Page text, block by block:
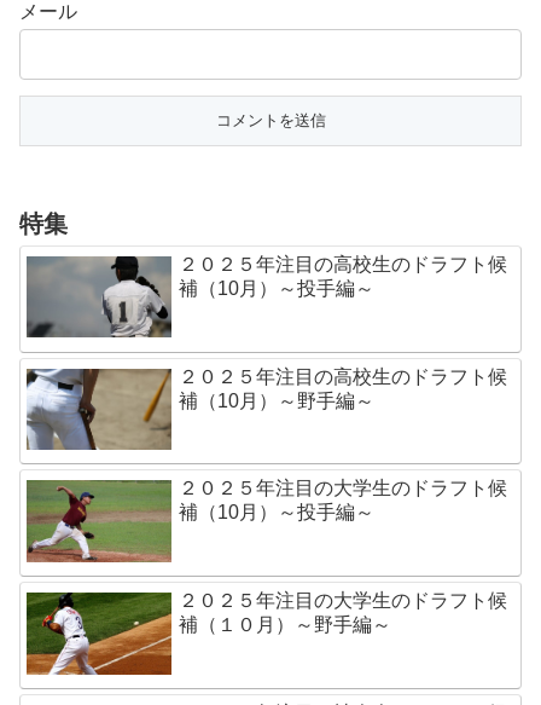
メール
特集
２０２５年注目の高校生のドラフト候
補（10月）～投手編～
２０２５年注目の高校生のドラフト候
補（10月）～野手編～
２０２５年注目の大学生のドラフト候
補（10月）～投手編～
２０２５年注目の大学生のドラフト候
補（１０月）～野手編～